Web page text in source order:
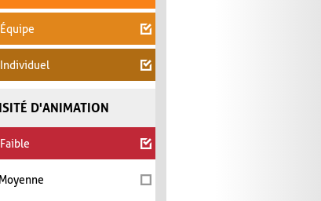
Équipe
Individuel
D'ANIMATION
Faible
Moyenne